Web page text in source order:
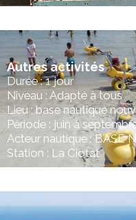
Autres activités
Durée : 1 jour
Niveau : Adapté à tous
Lieu : base nautique
Période : juin à
Acteur nautique : BASE
Station : La Ciotat